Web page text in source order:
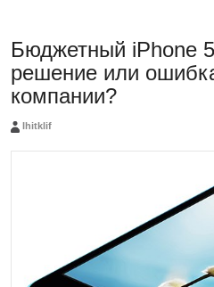
Бюджетный iPhone
решение или
компании?
Ihitklif